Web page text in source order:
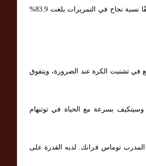
الإنجليزي الممتاز هذا الموسم. كما أنه يمرر الكرة بنجاح داخل نصف ملعبه، محققًا نسبة نجاح في التمريرات بلغت 83.9%
في تشتيت الكرة عند الضرورة، ويتفوق
وسيتكيف بسرعة مع الحياة في توتنهام
المدرب توماس فرانك. لديه القدرة على